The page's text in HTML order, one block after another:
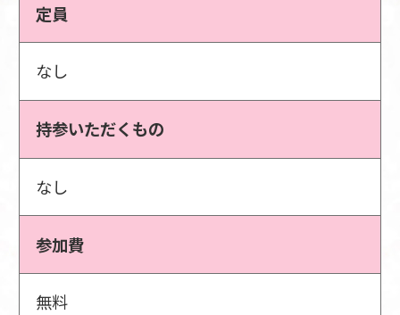
定員
なし
持参いただくもの
なし
参加費
無料